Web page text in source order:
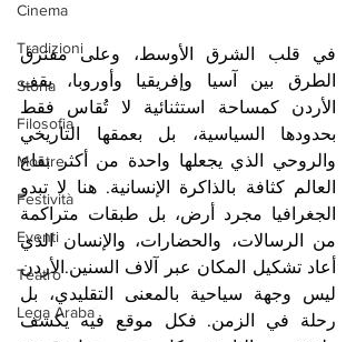
Cinema
Tradizioni
Storia
Filosofia
Mostre
Festività
Eventi
Teatro
Lega Araba
الطرق بين آسيا وإفريقيا وأوروبا، يقف
بحدودها السياسية، بل بعمقها التاريخي
والروحي الذي يجعلها واحدة من أكثر بقاع
من الرسالات، والحضارات، والإنسان الذي
أعاد تشكيل المكان عبر آلاف السنين.الأردن
رحلة في الزمن. فكل موقع فيه يكشف